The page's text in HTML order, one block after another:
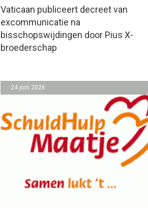
Vaticaan publiceert decreet van
excommunicatie na
bisschopswijdingen door Pius X-
broederschap
24 juni 2026